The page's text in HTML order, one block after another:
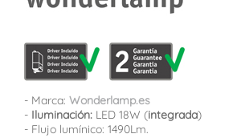
- Marca: Wonderlamp.es
- Iluminación: LED 18W (integrada)
- Flujo lumínico: 1490Lm.